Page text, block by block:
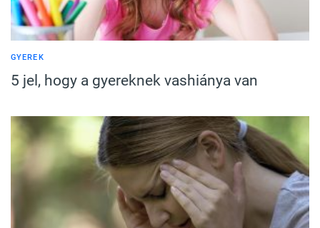
GYEREK
5 jel, hogy a gyereknek vashiánya van